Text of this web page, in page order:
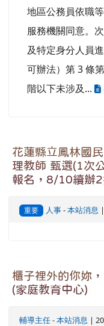
地區公務員依職
服務機關同意。
及特定身分人員
可辦法）第 3 條
階以下未涉及...
花蓮縣立鳳林國
理教師 甄選(1次
報名，8/10續辦2
重要 人事-本站消息
櫃子裡外的你妳
(家庭教育中心)
輔導主任-本站消息 |